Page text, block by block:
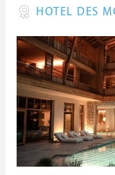
HOTEL DES